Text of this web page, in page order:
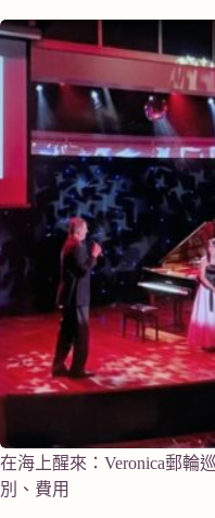
在海上醒來：Veronica郵輪
別、費用